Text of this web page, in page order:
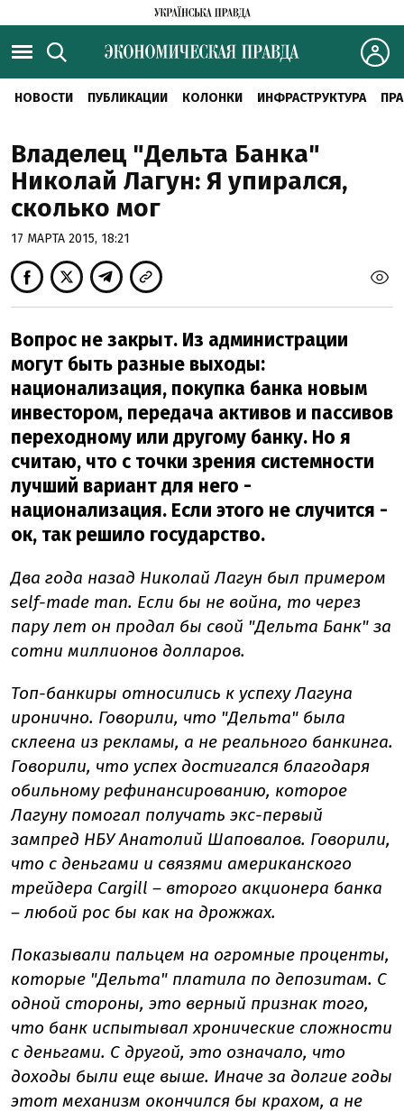
НОВОСТИ ПУБЛИКАЦИИ КОЛОНКИ ИНФРАСТРУКТУРА
Владелец "Дельта Банка"
Николай Лагун: Я упирался,
сколько мог
17 МАРТА 2015, 18:21
Вопрос не закрыт. Из администрации
могут быть разные выходы:
национализация, покупка банка новым
инвестором, передача активов и пассивов
переходному или другому банку. Но я
считаю, что с точки зрения системности
лучший вариант для него -
национализация. Если этого не случится -
ок, так решило государство.
Два года назад Николай Лагун был примером
self-made man. Если бы не война, то через
пару лет он продал бы свой "Дельта Банк" за
сотни миллионов долларов.
Топ-банкиры относились к успеху Лагуна
иронично. Говорили, что "Дельта" была
склеена из рекламы, а не реального банкинга.
Говорили, что успех достигался благодаря
обильному рефинансированию, которое
Лагуну помогал получать экс-первый
зампред НБУ Анатолий Шаповалов. Говорили,
что с деньгами и связями американского
трейдера Cargill – второго акционера банка
– любой рос бы как на дрожжах.
Показывали пальцем на огромные проценты,
которые "Дельта" платила по депозитам. С
одной стороны, это верный признак того,
что банк испытывал хронические сложности
с деньгами. С другой, это означало, что
доходы были еще выше. Иначе за долгие годы
этот механизм окончился бы крахом, а не